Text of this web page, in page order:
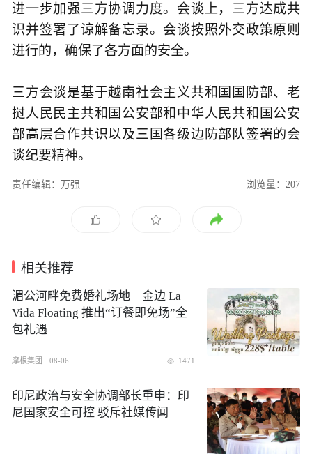
进一步加强三方协调力度。会谈上，三方达成共
识并签署了谅解备忘录。会谈按照外交政策原则
进行的，确保了各方面的安全。
三方会谈是基于越南社会主义共和国国防部、老
挝人民民主共和国公安部和中华人民共和国公安
部高层合作共识以及三国各级边防部队签署的会
谈纪要精神。
责任编辑：万强 浏览量：207
相关推荐
湄公河畔免费婚礼场地｜金边 La
Vida Floating 推出“订餐即免场”全
包礼遇
摩根集团 08-06 1471
印尼政治与安全协调部长重申：印
尼国家安全可控 驳斥社媒传闻